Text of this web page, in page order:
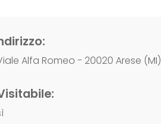
Alfa Romeo - 20020 Arese (MI)